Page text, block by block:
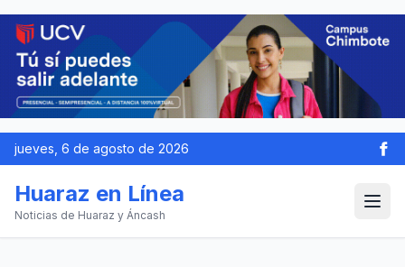
jueves, 6 de agosto de 2026
Huaraz en Línea
Noticias de Huaraz y Áncash